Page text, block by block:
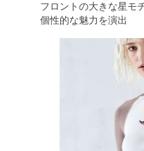
フロントの大きな星モ
個性的な魅力を演出